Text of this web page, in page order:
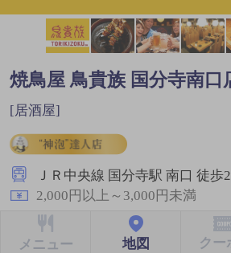
焼鳥屋 鳥貴族 国分寺南口
[居酒屋]
ＪＲ中央線 国分寺駅 南口 徒歩
2,000円以上～3,000円未満
メニュー 地図 クー